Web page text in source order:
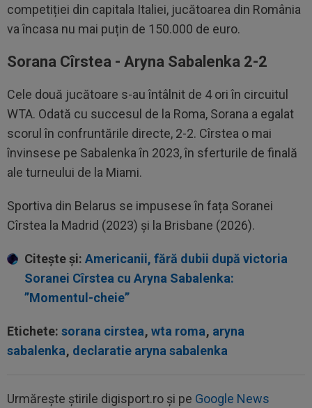
competiției din capitala Italiei, jucătoarea din România
va încasa nu mai puțin de 150.000 de euro.
Sorana Cîrstea - Aryna Sabalenka 2-2
Cele două jucătoare s-au întâlnit de 4 ori în circuitul
WTA. Odată cu succesul de la Roma, Sorana a egalat
scorul în confruntările directe, 2-2. Cîrstea o mai
învinsese pe Sabalenka în 2023, în sferturile de finală
ale turneului de la Miami.
Sportiva din Belarus se impusese în fața Soranei
Cîrstea la Madrid (2023) și la Brisbane (2026).
Citește și: Americanii, fără dubii după victoria
Soranei Cîrstea cu Aryna Sabalenka:
”Momentul-cheie”
Etichete: sorana cirstea, wta roma, aryna
sabalenka, declaratie aryna sabalenka
Urmărește știrile digisport.ro și pe Google News
18:31 VIDEO
Raul Fernandez a câștigat Grand Prix-